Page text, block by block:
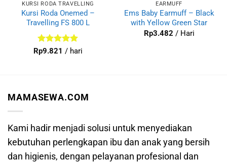
KURSI RODA TRAVELLING
Kursi Roda Onemed –
Travelling FS 800 L
Dinilai 5
Rp9.821 / hari
EARMUFF
Ems Baby Earmuff – Black
with Yellow Green Star
Rp3.482 / Hari
MAMASEWA.COM
Kami hadir menjadi solusi untuk menyediakan
kebutuhan perlengkapan ibu dan anak yang bersih
dan higienis, dengan pelayanan profesional dan